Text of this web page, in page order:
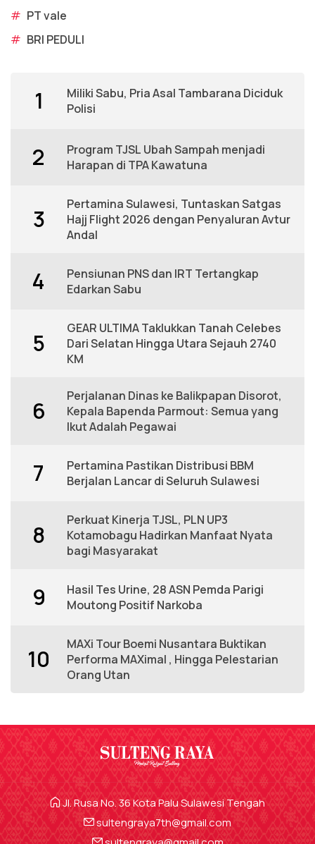
# PT vale
# BRI PEDULI
1
Miliki Sabu, Pria Asal Tambarana Diciduk
Polisi
2
Program TJSL Ubah Sampah menjadi
Harapan di TPA Kawatuna
3
Pertamina Sulawesi, Tuntaskan Satgas
Hajj Flight 2026 dengan Penyaluran Avtur
Andal
4
Pensiunan PNS dan IRT Tertangkap
Edarkan Sabu
5
GEAR ULTIMA Taklukkan Tanah Celebes
Dari Selatan Hingga Utara Sejauh 2740
KM
6
Perjalanan Dinas ke Balikpapan Disorot,
Kepala Bapenda Parmout: Semua yang
Ikut Adalah Pegawai
7
Pertamina Pastikan Distribusi BBM
Berjalan Lancar di Seluruh Sulawesi
8
Perkuat Kinerja TJSL, PLN UP3
Kotamobagu Hadirkan Manfaat Nyata
bagi Masyarakat
9
Hasil Tes Urine, 28 ASN Pemda Parigi
Moutong Positif Narkoba
10
MAXi Tour Boemi Nusantara Buktikan
Performa MAXimal , Hingga Pelestarian
Orang Utan
Jl. Rusa No. 36 Kota Palu Sulawesi Tengah
sultengraya7th@gmail.com